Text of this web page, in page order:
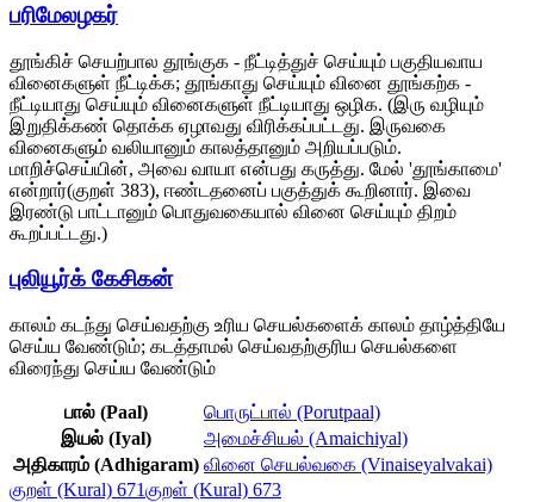
பரிமேலழகர்
தூங்கிச் செயற்பால தூங்குக - நீட்டித்துச் செய்யும் பகுதியவாய
வினைகளுள் நீட்டிக்க; தூங்காது செய்யும் வினை தூங்கற்க -
நீட்டியாது செய்யும் வினைகளுள் நீட்டியாது ஒழிக. (இரு வழியும்
இறுதிக்கண் தொக்க ஏழாவது விரிக்கப்பட்டது. இருவகை
வினைகளும் வலியானும் காலத்தானும் அறியப்படும்.
மாறிச்செய்யின், அவை வாயா என்பது கருத்து. மேல் 'தூங்காமை'
என்றார்(குறள் 383), ஈண்டதனைப் பகுத்துக் கூறினார். இவை
இரண்டு பாட்டானும் பொதுவகையால் வினை செய்யும் திறம்
கூறப்பட்டது.)
புலியூர்க் கேசிகன்
காலம் கடந்து செய்வதற்கு உரிய செயல்களைக் காலம் தாழ்த்தியே
செய்ய வேண்டும்; கடத்தாமல் செய்வதற்குரிய செயல்களை
விரைந்து செய்ய வேண்டும்
பால் (Paal)
பொருட்பால் (Porutpaal)
இயல் (Iyal)
அமைச்சியல் (Amaichiyal)
அதிகாரம் (Adhigaram) வினை செயல்வகை (Vinaiseyalvakai)
குறள் (Kural) 671குறள் (Kural) 673